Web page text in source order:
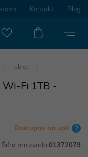
Kontakt Blog
Tableti
Wi-Fi 1TB -
Dostupno na upit
Šifra proizvoda:01372079